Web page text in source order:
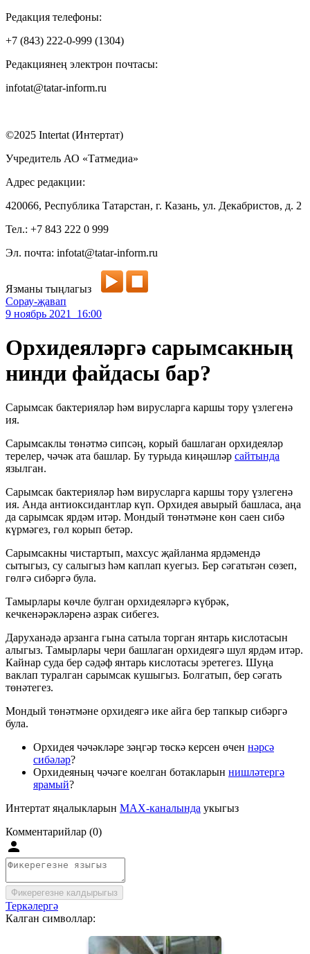
Редакция телефоны:
+7 (843) 222-0-999 (1304)
Редакциянең электрон почтасы:
infotat@tatar-inform.ru
©2025 Intertat (Интертат)
Учредитель АО «Татмедиа»
Адрес редакции:
420066, Республика Татарстан, г. Казань, ул. Декабристов, д. 2
Тел.: +7 843 222 0 999
Эл. почта: infotat@tatar-inform.ru
Язманы тыңлагыз
Сорау-җавап
9 ноябрь 2021 16:00
Орхидеяләргә сарымсакның
нинди файдасы бар?
Сарымсак бактерияләр һәм вирусларга каршы тору үзлегенә
ия.
Сарымсаклы төнәтмә сипсәң, корый башлаган орхидеяләр
терелер, чәчәк ата башлар. Бу турыда киңәшләр сайтында
язылган.
Сарымсак бактерияләр һәм вирусларга каршы тору үзлегенә
ия. Анда антиоксидантлар күп. Орхидея авырый башласа, аңа
да сарымсак ярдәм итәр. Мондый төнәтмәне көн саен сибә
күрмәгез, гөл корып бетәр.
Сарымсакны чистартып, махсус җайланма ярдәмендә
сытыгыз, су салыгыз һәм каплап куегыз. Бер сәгатьтән сөзеп,
гөлгә сибәргә була.
Тамырлары көчле булган орхидеяләргә күбрәк,
кечкенәрәкләренә азрак сибегез.
Даруханәдә арзанга гына сатыла торган янтарь кислотасын
алыгыз. Тамырлары чери башлаган орхидеягә шул ярдәм итәр.
Кайнар суда бер сәдәф янтарь кислотасы эретегез. Шуңа
ваклап туралган сарымсак кушыгыз. Болгатып, бер сәгать
төнәтегез.
Мондый төнәтмәне орхидеягә ике айга бер тапкыр сибәргә
була.
Орхидея чәчәкләре зәңгәр төскә керсен өчен нәрсә
сибәләр?
Орхидеяның чәчәге коелган ботакларын нишләтергә
ярамый?
Интертат яңалыкларын MAX-каналында укыгыз
Комментарийлар (0)
Фикерегезне калдырыгыз
Теркәлергә
Калган символлар: